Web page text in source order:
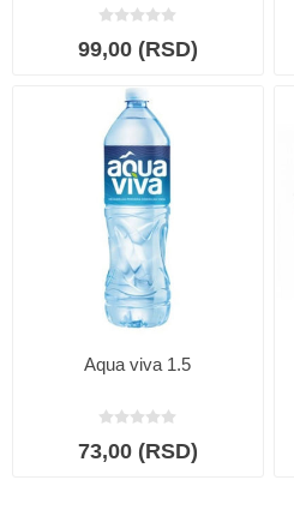
99,00 (RSD)
Aqua viva 1.5
73,00 (RSD)